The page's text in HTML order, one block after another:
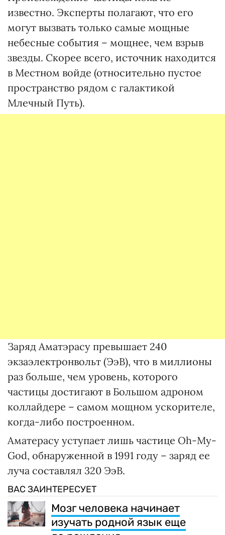
известно. Эксперты полагают, что его
могут вызвать только самые мощные
небесные события – мощнее, чем взрыв
звезды. Скорее всего, источник находится
в Местном войде (относительно пустое
пространство рядом с галактикой
Млечный Путь).
Заряд Аматэрасу превышает 240
экзаэлектронвольт (ЭэВ), что в миллионы
раз больше, чем уровень, которого
частицы достигают в Большом адроном
коллайдере – самом мощном ускорителе,
когда-либо построенном.
Аматерасу уступает лишь частице Oh-My-
God, обнаруженной в 1991 году – заряд ее
луча составлял 320 ЭэВ.
ВАС ЗАИНТЕРЕСУЕТ
Мозг человека начинает
изучать родной язык еще